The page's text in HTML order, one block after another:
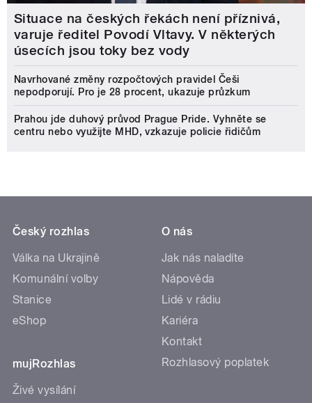
Situace na českých řekách není příznivá,
varuje ředitel Povodí Vltavy. V některých
úsecích jsou toky bez vody
Navrhované změny rozpočtových pravidel Češi
nepodporují. Pro je 28 procent, ukazuje průzkum
Prahou jde duhový průvod Prague Pride. Vyhněte se
centru nebo využijte MHD, vzkazuje policie řidičům
Český rozhlas
Válka na Ukrajině
Komunální volby
Stanice
eShop
mujRozhlas
Živé vysílání
O nás
Jak nás naladíte
Nápověda
Lidé v rádiu
Kariéra
Kontakt
Rozhlasový poplatek